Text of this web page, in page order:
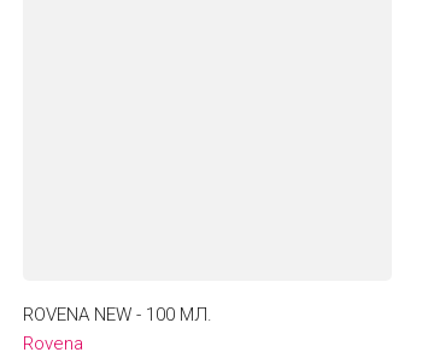
ROVENA NEW - 100 МЛ.
Rovena